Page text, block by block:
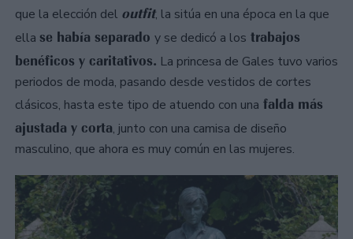
que la elección del outfit, la sitúa en una época en la que
ella se había separado y se dedicó a los trabajos
benéficos y caritativos. La princesa de Gales tuvo varios
periodos de moda, pasando desde vestidos de cortes
clásicos, hasta este tipo de atuendo con una falda más
ajustada y corta, junto con una camisa de diseño
masculino, que ahora es muy común en las mujeres.